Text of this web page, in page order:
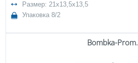
Размер: 21x13,5x13,5
Упаковка 8/2
Bombka-Prom.